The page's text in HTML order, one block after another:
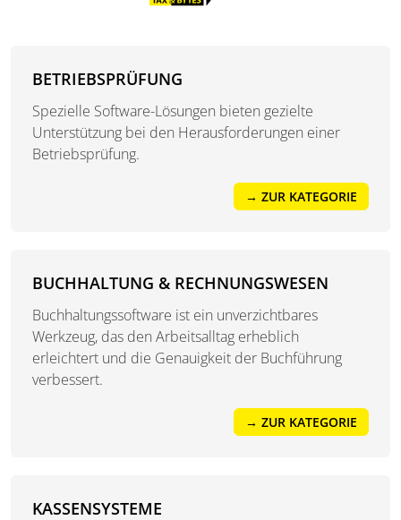
BETRIEBSPRÜFUNG
Spezielle Software-Lösungen bieten gezielte
Unterstützung bei den Herausforderungen einer
Betriebsprüfung.
→ ZUR KATEGORIE
BUCHHALTUNG & RECHNUNGSWESEN
Buchhaltungssoftware ist ein unverzichtbares
Werkzeug, das den Arbeitsalltag erheblich
erleichtert und die Genauigkeit der Buchführung
verbessert.
→ ZUR KATEGORIE
KASSENSYSTEME